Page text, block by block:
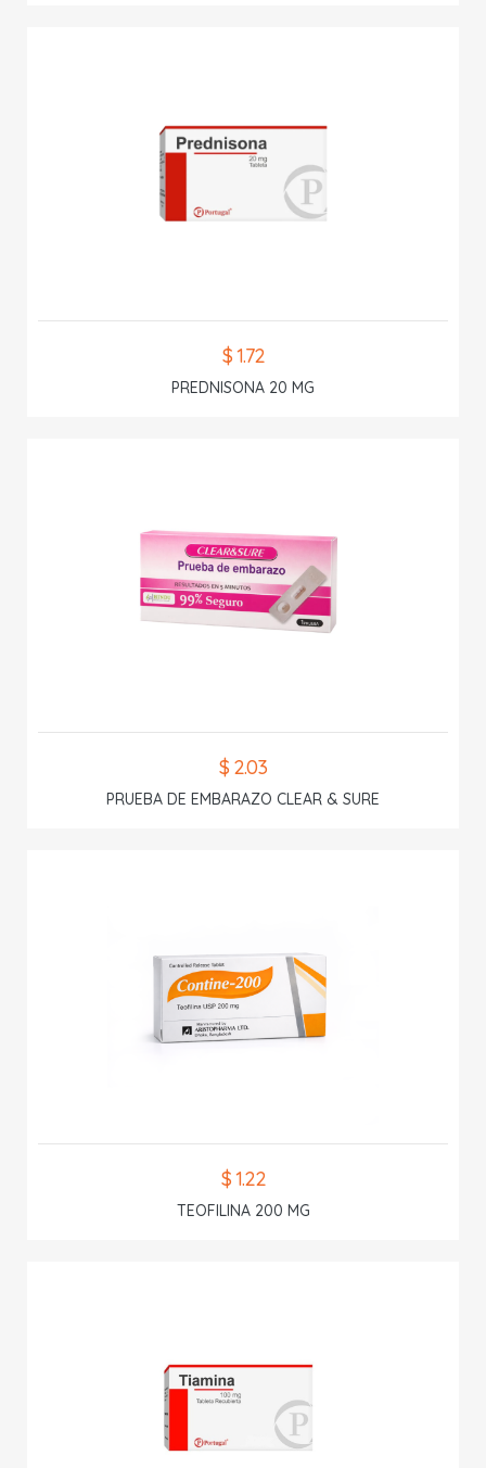
$ 1.72
PREDNISONA 20 MG
$ 2.03
PRUEBA DE EMBARAZO CLEAR & SURE
$ 1.22
TEOFILINA 200 MG